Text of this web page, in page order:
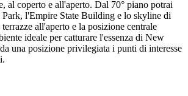
al coperto e all'aperto. Dal 70° piano potrai
Park, l'Empire State Building e lo skyline di
all'aperto e la posizione centrale
ideale per catturare l'essenza di New
una posizione privilegiata i punti di interesse